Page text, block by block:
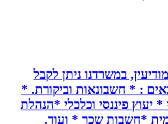
במשרדנו ניתן לקבל
* חשבונאות וביקורת. *
פיננסי וכלכלי *הנהלת
*חשבות שכר * ועוד.